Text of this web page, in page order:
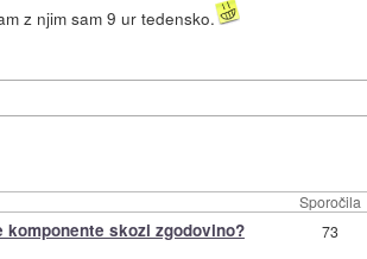
z njim sam 9 ur tedensko.
Sporočila
komponente skozi zgodovino? 73